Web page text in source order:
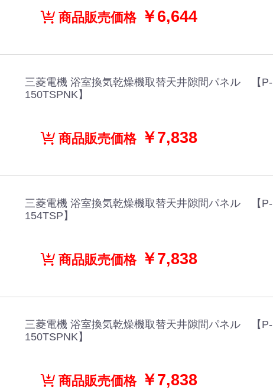
商品販売価格￥6,644
三菱電機 浴室換気乾燥機取替天井隙間パネル 【P-
150TSPNK】
商品販売価格￥7,838
三菱電機 浴室換気乾燥機取替天井隙間パネル 【P-
154TSP】
商品販売価格￥7,838
三菱電機 浴室換気乾燥機取替天井隙間パネル 【P-
150TSPNK】
商品販売価格￥7,838